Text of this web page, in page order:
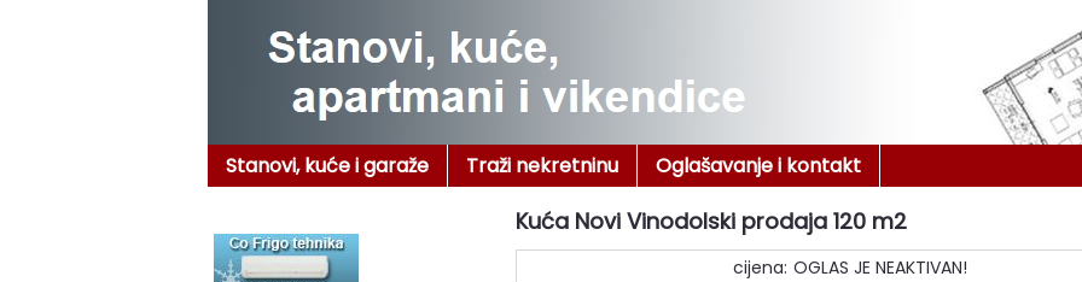
Stanovi, kuće i garaže Traži nekretninu Oglašavanje i kontakt
Kuća Novi Vinodolski prodaja 120 m2
cijena: OGLAS JE NEAKTIVAN!